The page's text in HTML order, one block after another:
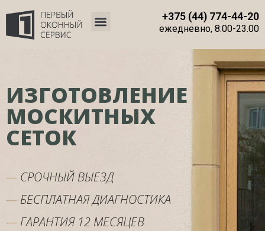
+375 (44) 774-44-20
ежедневно, 8.00-23.00
ИЗГОТОВЛЕНИЕ
МОСКИТНЫХ
СЕТОК
— СРОЧНЫЙ ВЫЕЗД
— БЕСПЛАТНАЯ ДИАГНОСТИКА
— ГАРАНТИЯ 12 МЕСЯЦЕВ